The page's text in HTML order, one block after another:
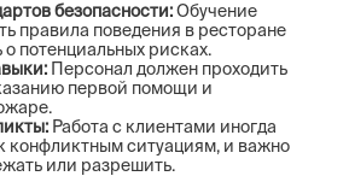
безопасности:Обучение
правила поведения в ресторане
о потенциальных рисках.
Персонал должен проходить
первой помощи и
Работа с клиентами иногда
конфликтным ситуациям, и важно
или разрешить.